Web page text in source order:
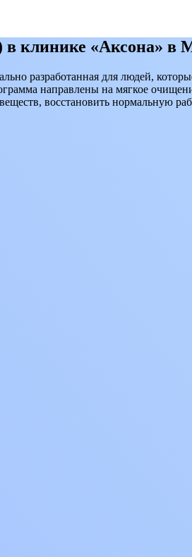
клинике «Аксона» в
разработанная для людей,
направлены на мягкое
восстановить нормальную